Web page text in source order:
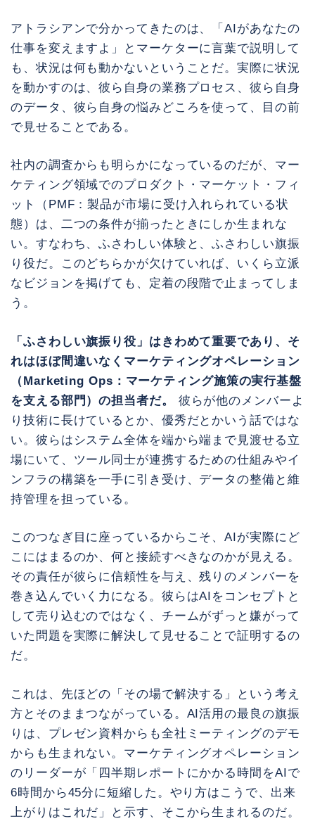
アトラシアンで分かってきたのは、「AIがあなたの
仕事を変えますよ」とマーケターに言葉で説明して
も、状況は何も動かないということだ。実際に状況
を動かすのは、彼ら自身の業務プロセス、彼ら自身
のデータ、彼ら自身の悩みどころを使って、目の前
で見せることである。
社内の調査からも明らかになっているのだが、マー
ケティング領域でのプロダクト・マーケット・フィ
ット（PMF：製品が市場に受け入れられている状
態）は、二つの条件が揃ったときにしか生まれな
い。すなわち、ふさわしい体験と、ふさわしい旗振
り役だ。このどちらかが欠けていれば、いくら立派
なビジョンを掲げても、定着の段階で止まってしま
う。
「ふさわしい旗振り役」はきわめて重要であり、そ
れはほぼ間違いなくマーケティングオペレーション
（Marketing Ops：マーケティング施策の実行基盤
を支える部門）の担当者だ。
彼らが他のメンバーよ
り技術に長けているとか、優秀だとかいう話ではな
い。彼らはシステム全体を端から端まで見渡せる立
場にいて、ツール同士が連携するための仕組みやイ
ンフラの構築を一手に引き受け、データの整備と維
持管理を担っている。
このつなぎ目に座っているからこそ、AIが実際にど
こにはまるのか、何と接続すべきなのかが見える。
その責任が彼らに信頼性を与え、残りのメンバーを
巻き込んでいく力になる。彼らはAIをコンセプトと
して売り込むのではなく、チームがずっと嫌がって
いた問題を実際に解決して見せることで証明するの
だ。
これは、先ほどの「その場で解決する」という考え
方とそのままつながっている。AI活用の最良の旗振
りは、プレゼン資料からも全社ミーティングのデモ
からも生まれない。マーケティングオペレーション
のリーダーが「四半期レポートにかかる時間をAIで
6時間から45分に短縮した。やり方はこうで、出来
上がりはこれだ」と示す、そこから生まれるのだ。